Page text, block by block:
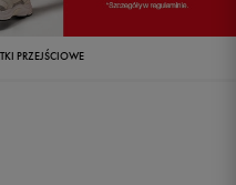
PRZEJŚCIOWE